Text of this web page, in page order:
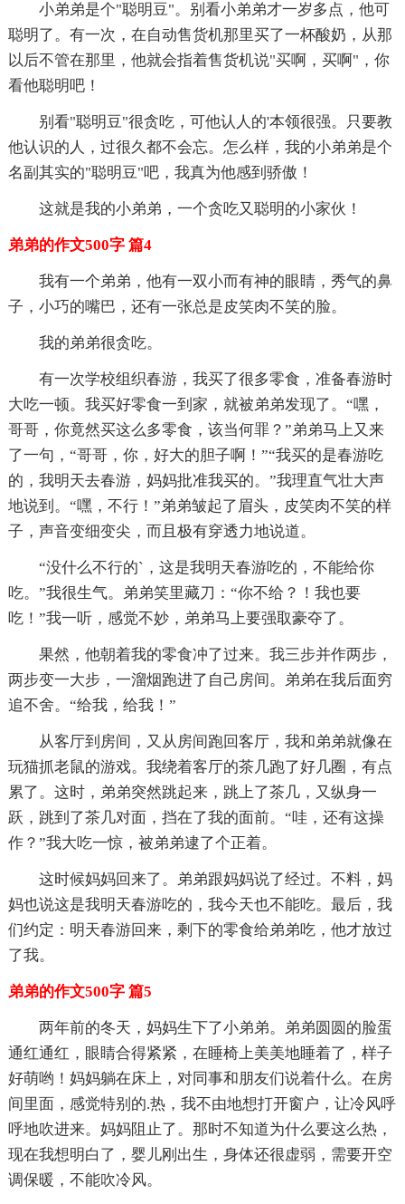
小弟弟是个"聪明豆"。别看小弟弟才一岁多点，他可
聪明了。有一次，在自动售货机那里买了一杯酸奶，从那
以后不管在那里，他就会指着售货机说"买啊，买啊"，你
看他聪明吧！
别看"聪明豆"很贪吃，可他认人的'本领很强。只要教
他认识的人，过很久都不会忘。怎么样，我的小弟弟是个
名副其实的"聪明豆"吧，我真为他感到骄傲！
这就是我的小弟弟，一个贪吃又聪明的小家伙！
弟弟的作文500字 篇4
我有一个弟弟，他有一双小而有神的眼睛，秀气的鼻
子，小巧的嘴巴，还有一张总是皮笑肉不笑的脸。
我的弟弟很贪吃。
有一次学校组织春游，我买了很多零食，准备春游时
大吃一顿。我买好零食一到家，就被弟弟发现了。“嘿，
哥哥，你竟然买这么多零食，该当何罪？”弟弟马上又来
了一句，“哥哥，你，好大的胆子啊！”“我买的是春游吃
的，我明天去春游，妈妈批准我买的。”我理直气壮大声
地说到。“嘿，不行！”弟弟皱起了眉头，皮笑肉不笑的样
子，声音变细变尖，而且极有穿透力地说道。
“没什么不行的`，这是我明天春游吃的，不能给你
吃。”我很生气。弟弟笑里藏刀：“你不给？！我也要
吃！”我一听，感觉不妙，弟弟马上要强取豪夺了。
果然，他朝着我的零食冲了过来。我三步并作两步，
两步变一大步，一溜烟跑进了自己房间。弟弟在我后面穷
追不舍。“给我，给我！”
从客厅到房间，又从房间跑回客厅，我和弟弟就像在
玩猫抓老鼠的游戏。我绕着客厅的茶几跑了好几圈，有点
累了。这时，弟弟突然跳起来，跳上了茶几，又纵身一
跃，跳到了茶几对面，挡在了我的面前。“哇，还有这操
作？”我大吃一惊，被弟弟逮了个正着。
这时候妈妈回来了。弟弟跟妈妈说了经过。不料，妈
妈也说这是我明天春游吃的，我今天也不能吃。最后，我
们约定：明天春游回来，剩下的零食给弟弟吃，他才放过
了我。
弟弟的作文500字 篇5
两年前的冬天，妈妈生下了小弟弟。弟弟圆圆的脸蛋
通红通红，眼睛合得紧紧，在睡椅上美美地睡着了，样子
好萌哟！妈妈躺在床上，对同事和朋友们说着什么。在房
间里面，感觉特别的.热，我不由地想打开窗户，让冷风呼
呼地吹进来。妈妈阻止了。那时不知道为什么要这么热，
现在我想明白了，婴儿刚出生，身体还很虚弱，需要开空
调保暖，不能吹冷风。